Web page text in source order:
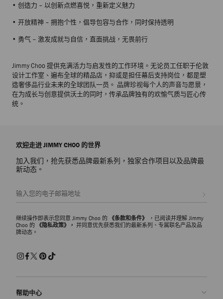
• 创造力 – 以创新点燃喜悦，重新定义魅力
• 开放精神 – 拥抱个性，倡导包容与合作，同时保持透明
• 勇气 – 激发成就与自信，直面挑战，无畏前行
Jimmy Choo 提供充满活力与启发性的工作环境。无论员工任职于伦敦
设计工作室、遍布全球的精品店，抑或是担任幕后支持岗位，都是塑
造奢侈品行业未来的全球团队一员。 品牌珍视每个人的声音与愿景，
在为成长与创意提供沃土的同时，传承品牌独有的欢愉气质与匠心传
统。
欢迎走进 JIMMY CHOO 的世界
加入我们，抢先获悉品牌最新系列，独家合作项目以及品牌最
新动态。
继续操作即表示您同意 Jimmy Choo 的 《条款和条件》
，已阅读并理解 Jimmy
Choo 的 《隐私政策》， 并同意优先获悉我们的最新系列、专属联名产品及品
牌动态。
帮助中心